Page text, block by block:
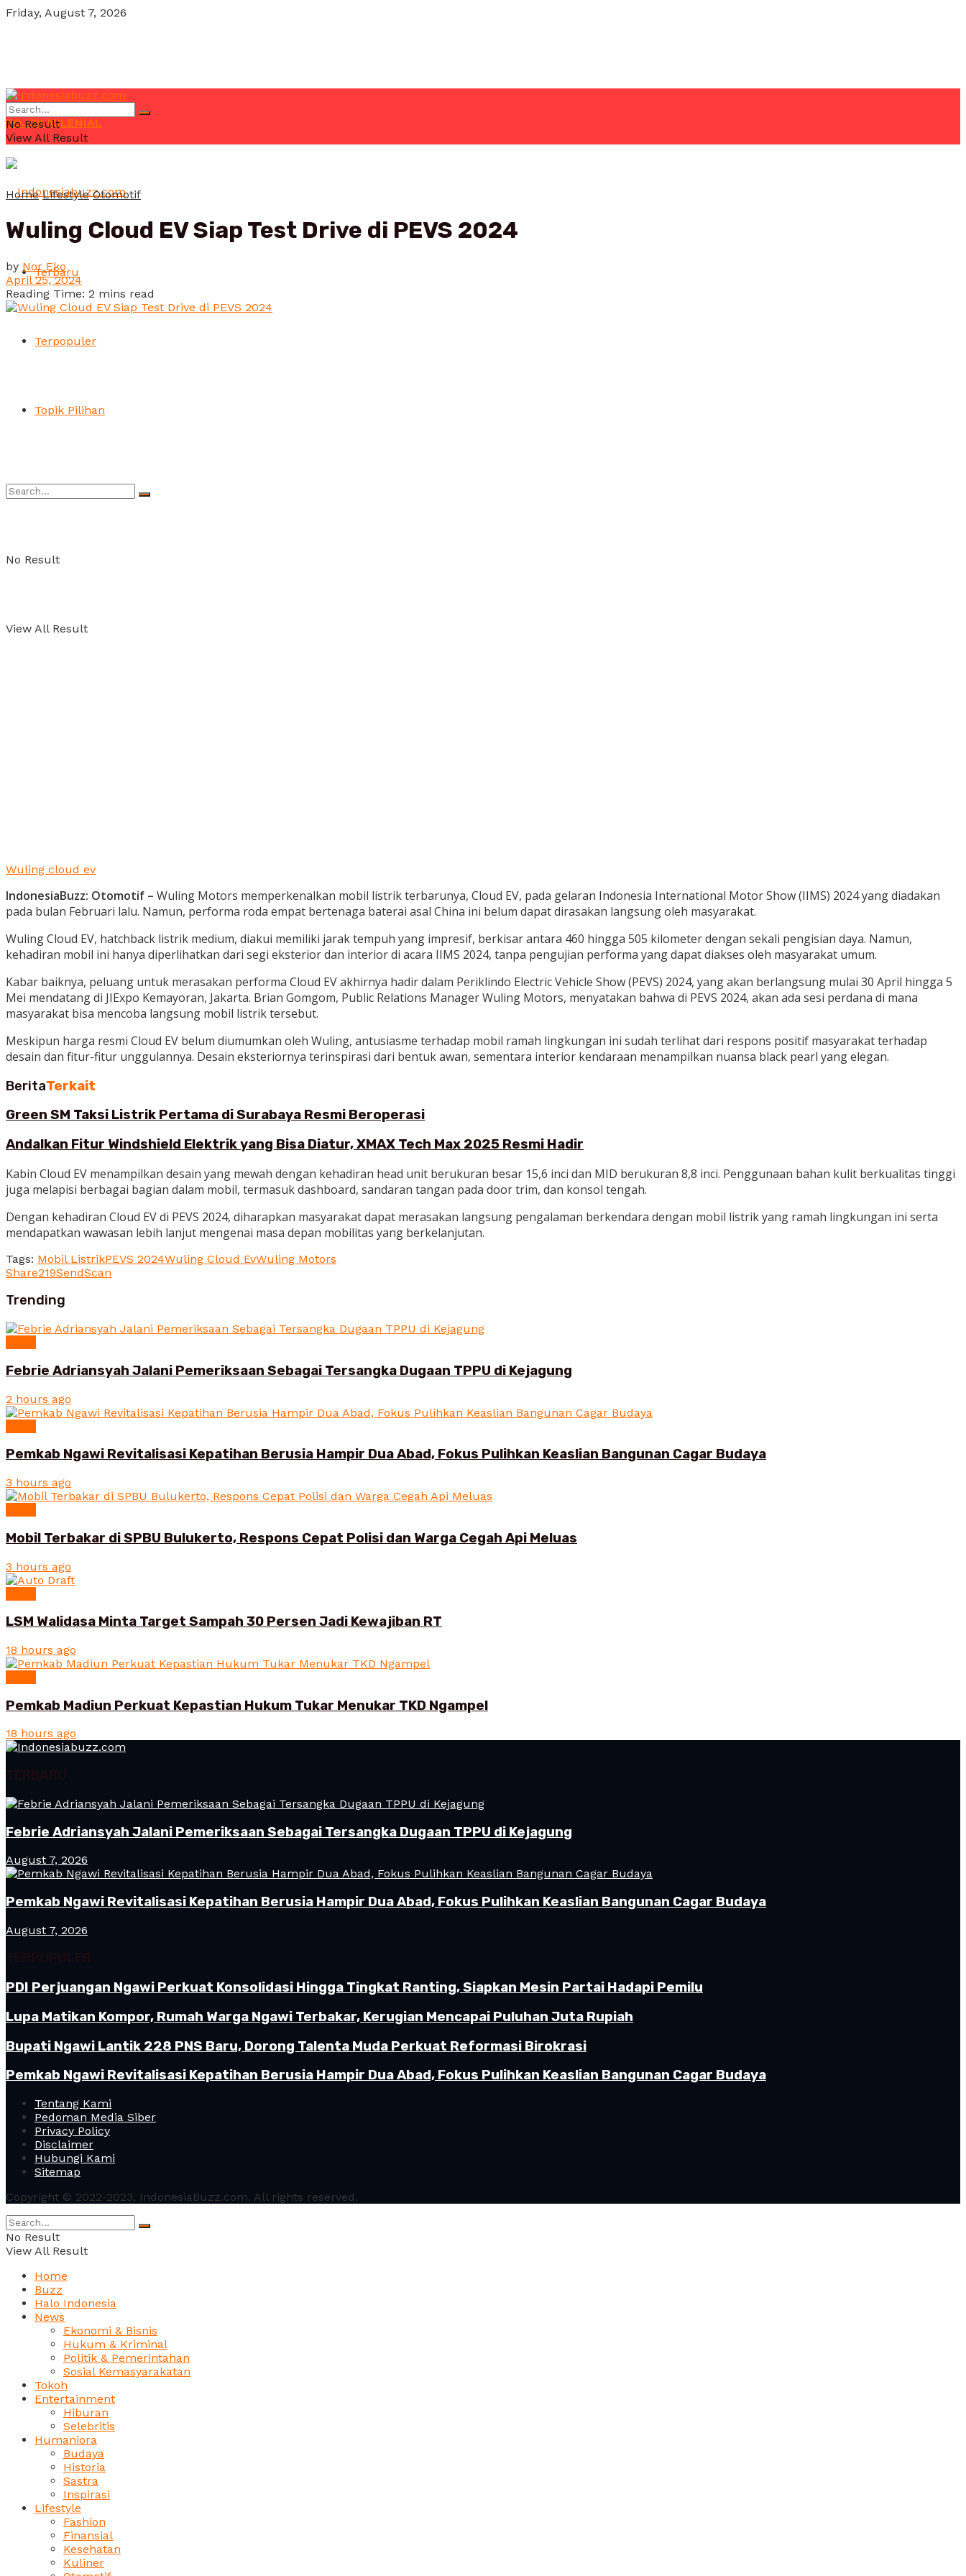
Friday, August 7, 2026
POJOK MILENIAL
Terbaru
Terpopuler
Topik Pilihan
No Result
View All Result
No Result
View All Result
Home Lifestyle Otomotif
Wuling Cloud EV Siap Test Drive di PEVS 2024
by Nor Eko
April 25, 2024
Reading Time: 2 mins read
Wuling cloud ev
IndonesiaBuzz: Otomotif – Wuling Motors memperkenalkan mobil listrik terbarunya, Cloud EV, pada gelaran Indonesia International Motor Show (IIMS) 2024 yang diadakan
pada bulan Februari lalu. Namun, performa roda empat bertenaga baterai asal China ini belum dapat dirasakan langsung oleh masyarakat.
Wuling Cloud EV, hatchback listrik medium, diakui memiliki jarak tempuh yang impresif, berkisar antara 460 hingga 505 kilometer dengan sekali pengisian daya. Namun,
kehadiran mobil ini hanya diperlihatkan dari segi eksterior dan interior di acara IIMS 2024, tanpa pengujian performa yang dapat diakses oleh masyarakat umum.
Kabar baiknya, peluang untuk merasakan performa Cloud EV akhirnya hadir dalam Periklindo Electric Vehicle Show (PEVS) 2024, yang akan berlangsung mulai 30 April hingga 5
Mei mendatang di JIExpo Kemayoran, Jakarta. Brian Gomgom, Public Relations Manager Wuling Motors, menyatakan bahwa di PEVS 2024, akan ada sesi perdana di mana
masyarakat bisa mencoba langsung mobil listrik tersebut.
Meskipun harga resmi Cloud EV belum diumumkan oleh Wuling, antusiasme terhadap mobil ramah lingkungan ini sudah terlihat dari respons positif masyarakat terhadap
desain dan fitur-fitur unggulannya. Desain eksteriornya terinspirasi dari bentuk awan, sementara interior kendaraan menampilkan nuansa black pearl yang elegan.
BeritaTerkait
Green SM Taksi Listrik Pertama di Surabaya Resmi Beroperasi
Andalkan Fitur Windshield Elektrik yang Bisa Diatur, XMAX Tech Max 2025 Resmi Hadir
Kabin Cloud EV menampilkan desain yang mewah dengan kehadiran head unit berukuran besar 15,6 inci dan MID berukuran 8,8 inci. Penggunaan bahan kulit berkualitas tinggi
juga melapisi berbagai bagian dalam mobil, termasuk dashboard, sandaran tangan pada door trim, dan konsol tengah.
Dengan kehadiran Cloud EV di PEVS 2024, diharapkan masyarakat dapat merasakan langsung pengalaman berkendara dengan mobil listrik yang ramah lingkungan ini serta
mendapatkan wawasan lebih lanjut mengenai masa depan mobilitas yang berkelanjutan.
Tags: Mobil ListrikPEVS 2024Wuling Cloud EvWuling Motors
Share219SendScan
Trending
Febrie Adriansyah Jalani Pemeriksaan Sebagai Tersangka Dugaan TPPU di Kejagung
2 hours ago
Pemkab Ngawi Revitalisasi Kepatihan Berusia Hampir Dua Abad, Fokus Pulihkan Keaslian Bangunan Cagar Budaya
3 hours ago
Mobil Terbakar di SPBU Bulukerto, Respons Cepat Polisi dan Warga Cegah Api Meluas
3 hours ago
LSM Walidasa Minta Target Sampah 30 Persen Jadi Kewajiban RT
18 hours ago
Pemkab Madiun Perkuat Kepastian Hukum Tukar Menukar TKD Ngampel
18 hours ago
TERBARU
Febrie Adriansyah Jalani Pemeriksaan Sebagai Tersangka Dugaan TPPU di Kejagung
August 7, 2026
Pemkab Ngawi Revitalisasi Kepatihan Berusia Hampir Dua Abad, Fokus Pulihkan Keaslian Bangunan Cagar Budaya
August 7, 2026
TERPOPULER
PDI Perjuangan Ngawi Perkuat Konsolidasi Hingga Tingkat Ranting, Siapkan Mesin Partai Hadapi Pemilu
Lupa Matikan Kompor, Rumah Warga Ngawi Terbakar, Kerugian Mencapai Puluhan Juta Rupiah
Bupati Ngawi Lantik 228 PNS Baru, Dorong Talenta Muda Perkuat Reformasi Birokrasi
Pemkab Ngawi Revitalisasi Kepatihan Berusia Hampir Dua Abad, Fokus Pulihkan Keaslian Bangunan Cagar Budaya
Tentang Kami
Pedoman Media Siber
Privacy Policy
Disclaimer
Hubungi Kami
Sitemap
Copyright © 2022-2023, IndonesiaBuzz.com. All rights reserved.
No Result
View All Result
Home
Buzz
Halo Indonesia
News
Ekonomi & Bisnis
Hukum & Kriminal
Politik & Pemerintahan
Sosial Kemasyarakatan
Tokoh
Entertainment
Hiburan
Selebritis
Humaniora
Budaya
Historia
Sastra
Inspirasi
Lifestyle
Fashion
Finansial
Kesehatan
Kuliner